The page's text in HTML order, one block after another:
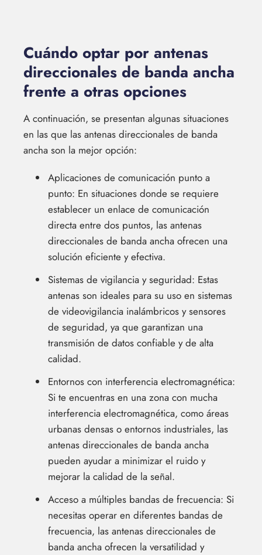
Cuándo optar por antenas
direccionales de banda ancha
frente a otras opciones
A continuación, se presentan algunas situaciones
en las que las antenas direccionales de banda
ancha son la mejor opción:
Aplicaciones de comunicación punto a
punto: En situaciones donde se requiere
establecer un enlace de comunicación
directa entre dos puntos, las antenas
direccionales de banda ancha ofrecen una
solución eficiente y efectiva.
Sistemas de vigilancia y seguridad: Estas
antenas son ideales para su uso en sistemas
de videovigilancia inalámbricos y sensores
de seguridad, ya que garantizan una
transmisión de datos confiable y de alta
calidad.
Entornos con interferencia electromagnética:
Si te encuentras en una zona con mucha
interferencia electromagnética, como áreas
urbanas densas o entornos industriales, las
antenas direccionales de banda ancha
pueden ayudar a minimizar el ruido y
mejorar la calidad de la señal.
Acceso a múltiples bandas de frecuencia: Si
necesitas operar en diferentes bandas de
frecuencia, las antenas direccionales de
banda ancha ofrecen la versatilidad y